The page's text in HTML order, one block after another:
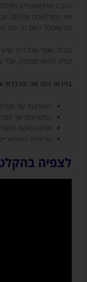
הרבה פודקאסטרים
את הפודקאסט שלהם? אם
פודקאסט? האם זה יגזול
בגדול, אומר שכל דרך
יכולה להיות מבורכת,
בוידאו הזה אני מדברת
היתרונות של
החסרונות של
אלטרנטיבות
שירותים
לצפיה